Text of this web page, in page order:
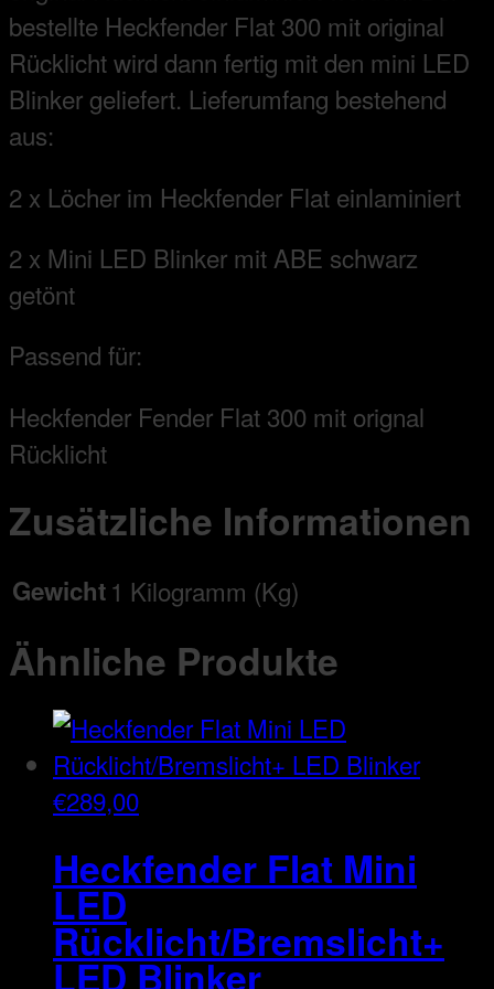
mini
Led
Blinker
Menge
bestellte Heckfender Flat 300 mit original
Rücklicht wird dann fertig mit den mini LED
Blinker geliefert. Lieferumfang bestehend
aus:
2 x Löcher im Heckfender Flat einlaminiert
2 x Mini LED Blinker mit ABE schwarz
getönt
Passend für:
Heckfender Fender Flat 300 mit orignal
Rücklicht
Zusätzliche Informationen
Gewicht1 Kilogramm (Kg)
Ähnliche Produkte
€289,00
Heckfender Flat Mini
LED
Rücklicht/Bremslicht+
LED Blinker